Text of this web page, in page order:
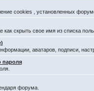
cookies , установленных
как скрыть свое имя из списка
аватаров, подписи,
пароля
форума.